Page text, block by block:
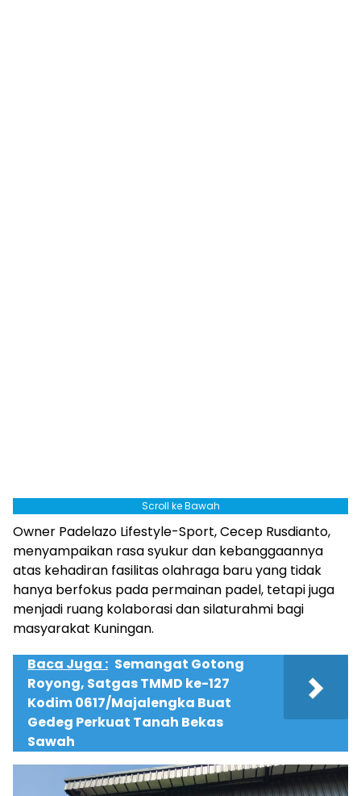
Scroll ke Bawah
Owner Padelazo Lifestyle-Sport, Cecep Rusdianto,
menyampaikan rasa syukur dan kebanggaannya
atas kehadiran fasilitas olahraga baru yang tidak
hanya berfokus pada permainan padel, tetapi juga
menjadi ruang kolaborasi dan silaturahmi bagi
masyarakat Kuningan.
Baca Juga : Semangat Gotong
Royong, Satgas TMMD ke-127
Kodim 0617/Majalengka Buat
Gedeg Perkuat Tanah Bekas
Sawah